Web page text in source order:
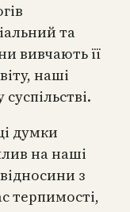
та
вивчають її
наші
думки
на наші
з
терпимості,